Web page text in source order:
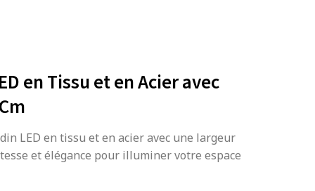
en Tissu et en Acier avec
LED en tissu et en acier avec une largeur
et élégance pour illuminer votre espace